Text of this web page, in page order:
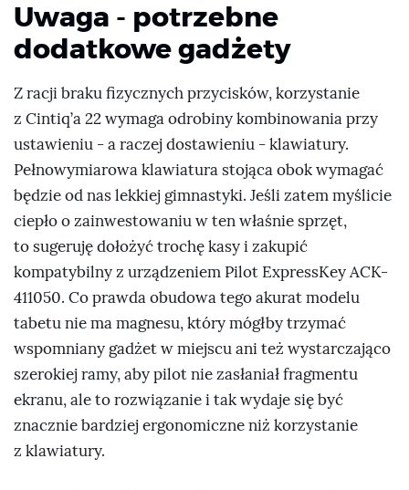
Uwaga - potrzebne
dodatkowe gadżety
Z racji braku fizycznych przycisków, korzystanie
z Cintiq’a 22 wymaga odrobiny kombinowania przy
ustawieniu - a raczej dostawieniu - klawiatury.
Pełnowymiarowa klawiatura stojąca obok wymagać
będzie od nas lekkiej gimnastyki. Jeśli zatem myślicie
ciepło o zainwestowaniu w ten właśnie sprzęt,
to sugeruję dołożyć trochę kasy i zakupić
kompatybilny z urządzeniem Pilot ExpressKey ACK-
411050. Co prawda obudowa tego akurat modelu
tabetu nie ma magnesu, który mógłby trzymać
wspomniany gadżet w miejscu ani też wystarczająco
szerokiej ramy, aby pilot nie zasłaniał fragmentu
ekranu, ale to rozwiązanie i tak wydaje się być
znacznie bardziej ergonomiczne niż korzystanie
z klawiatury.